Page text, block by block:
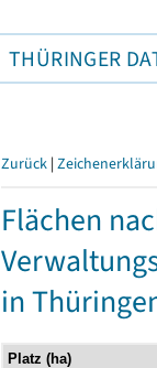
THÜRINGER
Zurück |
Flächen
in